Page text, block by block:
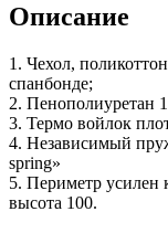
Описание
1. Чехол,
спанбонде;
2. Пенополиуретан
3. Термо войлок
4. Независимый
spring»
5. Периметр усилен
высота 100.